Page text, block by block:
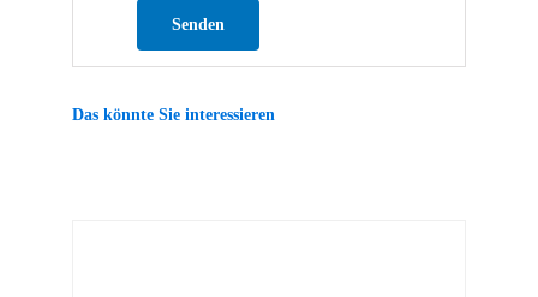
Das könnte Sie interessieren